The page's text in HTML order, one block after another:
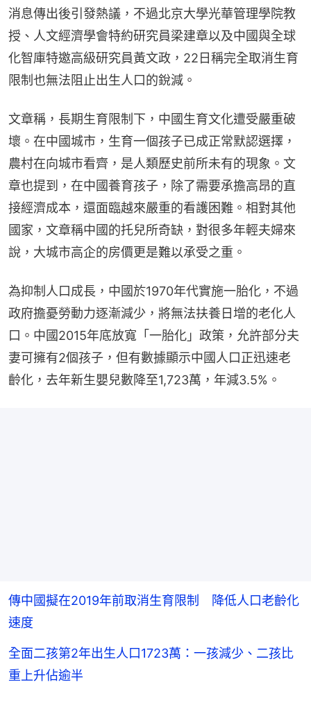
消息傳出後引發熱議，不過北京大學光華管理學院教
授、人文經濟學會特約研究員梁建章以及中國與全球
化智庫特邀高級研究員黃文政，22日稱完全取消生育
限制也無法阻止出生人口的銳減。
文章稱，長期生育限制下，中國生育文化遭受嚴重破
壞。在中國城市，生育一個孩子已成正常默認選擇，
農村在向城市看齊，是人類歷史前所未有的現象。文
章也提到，在中國養育孩子，除了需要承擔高昂的直
接經濟成本，還面臨越來嚴重的看護困難。相對其他
國家，文章稱中國的托兒所奇缺，對很多年輕夫婦來
說，大城市高企的房價更是難以承受之重。
為抑制人口成長，中國於1970年代實施一胎化，不過
政府擔憂勞動力逐漸減少，將無法扶養日增的老化人
口。中國2015年底放寬「一胎化」政策，允許部分夫
妻可擁有2個孩子，但有數據顯示中國人口正迅速老
齡化，去年新生嬰兒數降至1,723萬，年減3.5%。
傳中國擬在2019年前取消生育限制 降低人口老齡化
速度
全面二孩第2年出生人口1723萬：一孩減少、二孩比
重上升佔逾半